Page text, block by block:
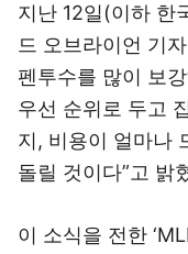
지난 12일(이하 한
드 오브라이언 기
펜투수를 많이 보
우선 순위로 두고
지, 비용이 얼마나
돌릴 것이다”고 밝
이 소식을 전한